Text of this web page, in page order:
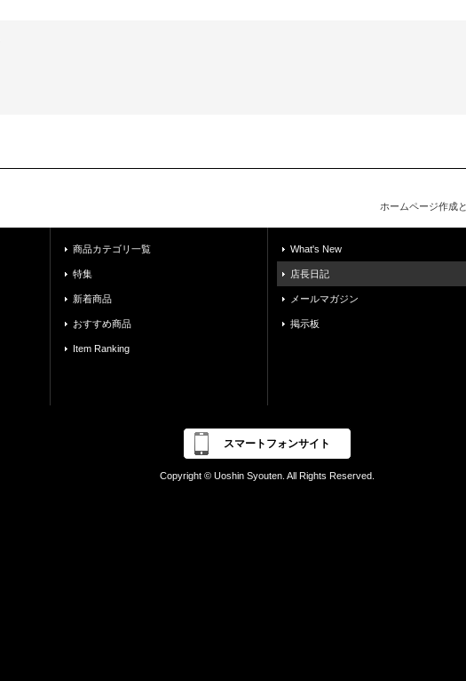
ホームページ作成
商品カテゴリ一覧
特集
新着商品
おすすめ商品
Item Ranking
What's New
店長日記
メールマガジン
掲示板
スマートフォンサイト
Copyright © Uoshin Syouten. All Rights Reserved.